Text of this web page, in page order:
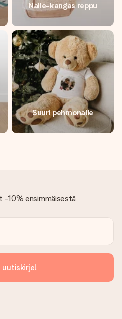
Nalle-kangas reppu
Suuri pehmonalle
-10% ensimmäisestä
uutiskirje!